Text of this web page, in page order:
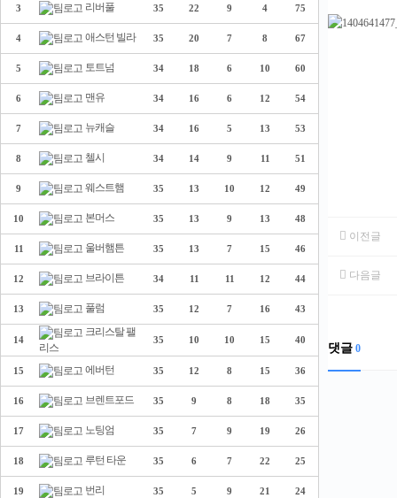
3 리버풀 35 22 9 4 75
4 애스턴 빌라 35 20 7 8 67
5 토트넘 34 18 6 10 60
6 맨유 34 16 6 12 54
7 뉴캐슬 34 16 5 13 53
8 첼시 34 14 9 11 51
9 웨스트햄 35 13 10 12 49
10 본머스 35 13 9 13 48
11 울버햄튼 35 13 7 15 46
12 브라이튼 34 11 11 12 44
13 풀럼 35 12 7 16 43
14
크리스탈 팰
리스
35 10 10 15 40
15 에버턴 35 12 8 15 36
16 브렌트포드 35 9 8 18 35
17 노팅엄 35 7 9 19 26
18 루턴 타운 35 6 7 22 25
19 번리 35 5 9 21 24
이전글
다음글
댓글 0